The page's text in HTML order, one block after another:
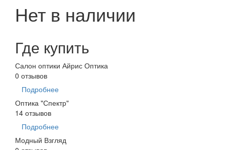
Нет в наличии
Где купить
Салон оптики Айрис Оптика
0 отзывов
Подробнее
Оптика "Спектр"
14 отзывов
Подробнее
Модный Взгляд